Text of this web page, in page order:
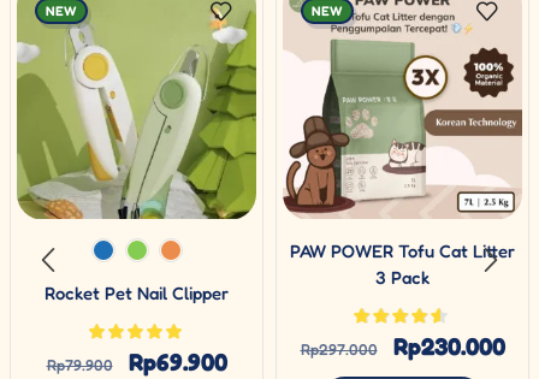
NEW
Rocket Pet Nail Clipper
Rp79.900 Rp69.900
NEW
PAW POWER Tofu Cat Litter
3 Pack
Rp297.000 Rp230.000